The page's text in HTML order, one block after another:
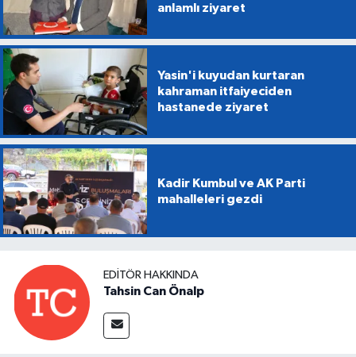
anlamlı ziyaret
Yasin'i kuyudan kurtaran
kahraman itfaiyeciden
hastanede ziyaret
Kadir Kumbul ve AK Parti
mahalleleri gezdi
EDITÖR HAKKINDA
Tahsin Can Önalp